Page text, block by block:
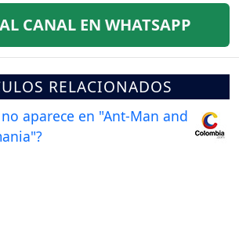
CANAL EN WHATSAPP
RELACIONADOS